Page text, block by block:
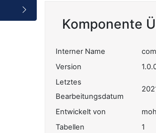
Komponente
Interner Name
Version
Letztes
Bearbeitungsdatum
Entwickelt von
Tabellen
1